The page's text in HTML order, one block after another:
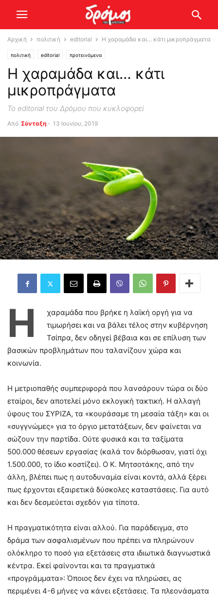
Αρχική πολιτική editorial Η χαραμάδα και… κάτι μικροπράγματα
πολιτική editorial προτεινόμενα
Η χαραμάδα και… κάτι
μικροπράγματα
Το editorial του Δρόμου που κυκλοφορεί
Από Σύνταξη - 13 Ιουνίου, 2019
Η
χαραμάδα που βρήκε η λαϊκή οργή για να
τιμωρήσει και να βάλει τέλος στην κυβέρνηση
Τσίπρα, δεν οδηγεί βέβαια και σε επίλυση των
βασικών προβλημάτων που ταλανίζουν χώρα και
κοινωνία.
Η μετριοπαθής συμπεριφορά που λανσάρουν τώρα οι δύο
εταίροι, δεν αποτελεί μόνο εκλογική τακτική. Η αλλαγή
ύφους του ΣΥΡΙΖΑ, τα «κουράσαμε τη μεσαία τάξη» και οι
«συγγνώμες» για το όργιο μετατάξεων, δεν φαίνεται να
σώζουν την παρτίδα. Ούτε φυσικά και τα ταξίματα
500.000 θέσεων εργασίας (καλά τον διόρθωσαν, γιατί όχι
1.500.000, το ίδιο κοστίζει). Ο Κ. Μητσοτάκης, από την
άλλη, βλέπει πως η αυτοδυναμία είναι κοντά, αλλά ξέρει
πως έρχονται εξαιρετικά δύσκολες καταστάσεις. Για αυτό
και δεν δεσμεύεται σχεδόν για τίποτα.
Η πραγματικότητα είναι αλλού. Για παράδειγμα, στο
δράμα των ασφαλισμένων που πρέπει να πληρώνουν
ολόκληρο το ποσό για εξετάσεις στα ιδιωτικά διαγνωστικά
κέντρα. Εκεί φαίνονται και τα πραγματικά
«προγράμματα»: Όποιος δεν έχει να πληρώσει, ας
περιμένει 4-6 μήνες να κάνει εξετάσεις. Τα πλεονάσματα